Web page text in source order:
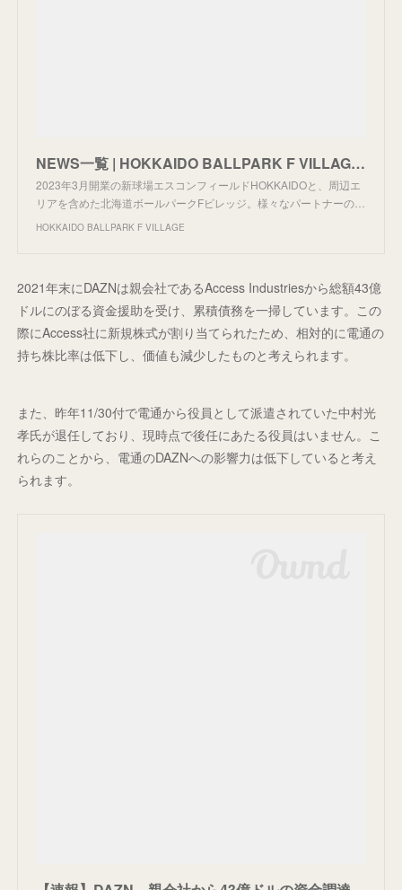
NEWS一覧 | HOKKAIDO BALLPARK F VILLAGE | 北海道ボールパーク
2023年3月開業の新球場エスコンフィールドHOKKAIDOと、周辺エ
リアを含めた北海道ボールパークFビレッジ。様々なパートナーの…
HOKKAIDO BALLPARK F VILLAGE
2021年末にDAZNは親会社であるAccess Industriesから総額43億
ドルにのぼる資金援助を受け、累積債務を一掃しています。この
際にAccess社に新規株式が割り当てられたため、相対的に電通の
持ち株比率は低下し、価値も減少したものと考えられます。
また、昨年11/30付で電通から役員として派遣されていた中村光
孝氏が退任しており、現時点で後任にあたる役員はいません。こ
れらのことから、電通のDAZNへの影響力は低下していると考え
られます。